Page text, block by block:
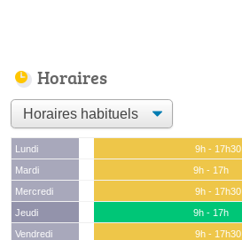
Horaires
Lundi
9h - 17h30
Mardi
9h - 17h
Mercredi
9h - 17h30
Jeudi
9h - 17h
Vendredi
9h - 17h30